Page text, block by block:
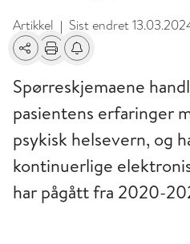
Artikkel | Sist endret
Del Skriv utFå varsel om endringer
Spørreskjemaene
pasientens erfaringer
psykisk helsevern, og
kontinuerlige
har pågått fra 2020-